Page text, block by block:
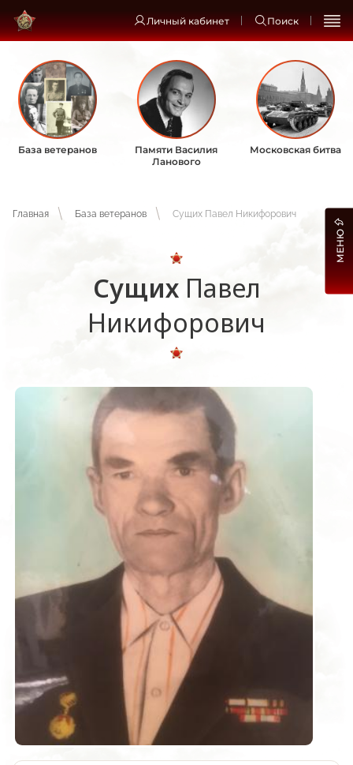
Личный кабинет Поиск
База ветеранов
Памяти Василия
Ланового
Московская битва
Главная База ветеранов Сущих Павел Никифорович
Сущих Павел
Никифорович
МЕНЮ